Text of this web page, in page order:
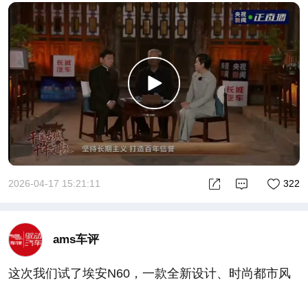
2026-04-17 15:21:11 322
ams车评
这次我们试了埃安N60，一款全新设计、时尚都市风